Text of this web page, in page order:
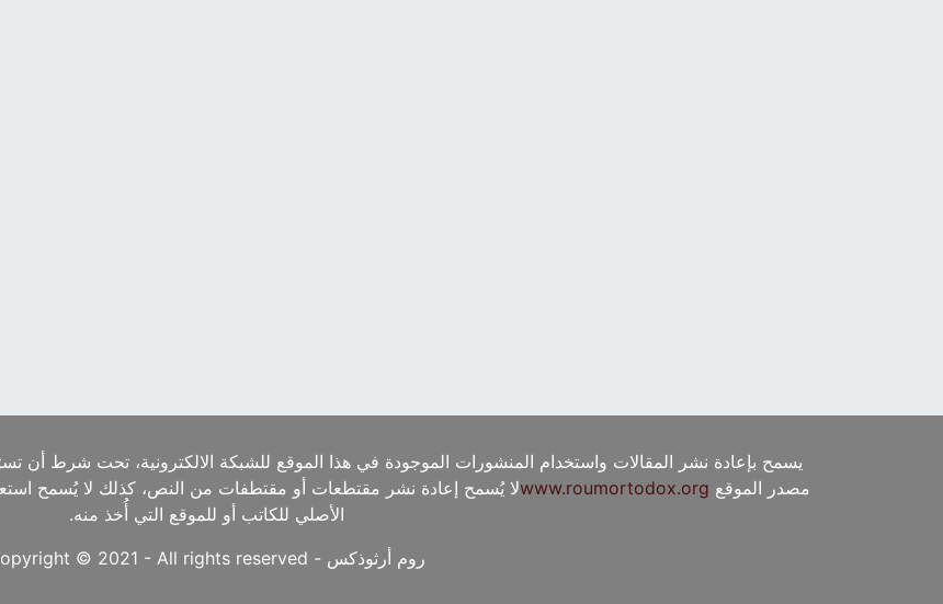
يسمح بإعادة نشر المقالات واستخدام المنشورات الموجودة في هذا الموقع للشبكة الالكترونية، تحت شرط أن
مصدر الموقع www.roumortodox.orgلا يُسمح إعادة نشر مقتطعات أو مقتطفات من النص، كذلك لا يُسمح
الأصلي للكاتب أو للموقع التي أُخذ منه.
روم أرثوذكس - Copyright © 2021 - All rights reserved